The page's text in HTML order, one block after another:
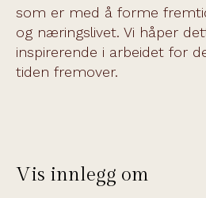
som er med å forme
og næringslivet. Vi håper
inspirerende i arbeidet for
tiden fremover.
Vis innlegg om